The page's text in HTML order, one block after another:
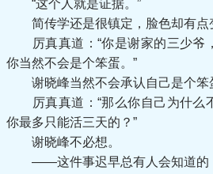
“这个人就是证据。”
简传学还是很镇定，脸色却有点
厉真真道：“你是谢家的三少爷
你当然不会是个笨蛋。”
谢晓峰当然不会承认自己是个笨
厉真真道：“那么你自己为什么
你最多只能活三天的？”
谢晓峰不必想。
——这件事迟早总有人会知道的，